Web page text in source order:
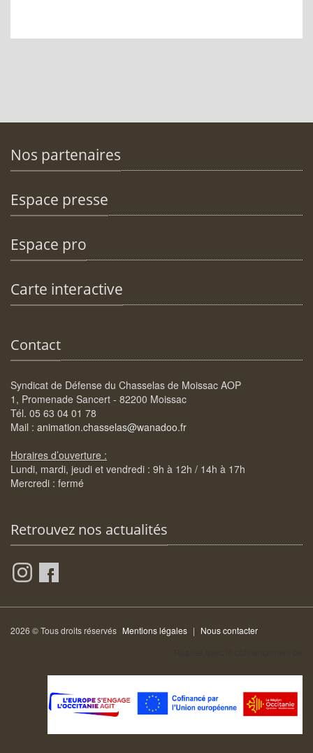
Nos partenaires
Espace presse
Espace pro
Carte interactive
Contact
Syndicat de Défense du Chasselas de Moissac AOP
1, Promenade Sancert - 82200 Moissac
Tél. 05 63 04 01 78
Mail : animation.chasselas@wanadoo.fr
Horaires d’ouverture :
Lundi, mardi, jeudi et vendredi : 9h à 12h / 14h à 17h
Mercredi : fermé
Retrouvez nos actualités
2026 © Tous droits réservés Mentions légales | Nous contacter